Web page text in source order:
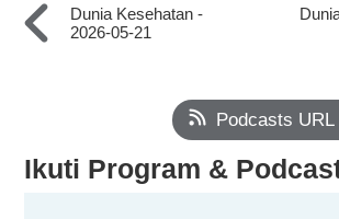
Dunia Kesehatan -
2026-05-21
Podcasts URL
Ikuti Program &